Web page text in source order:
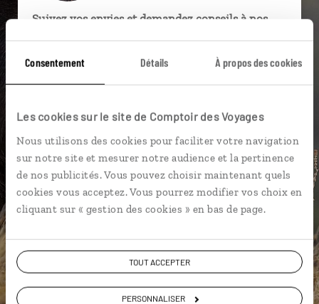
Consentement Détails À propos des cookies
Les cookies sur le site de Comptoir des Voyages
Nous utilisons des cookies pour faciliter votre navigation
sur notre site et mesurer notre audience et la pertinence
de nos publicités. Vous pouvez choisir maintenant quels
cookies vous acceptez. Vous pourrez modifier vos choix en
cliquant sur « gestion des cookies » en bas de page.
TOUT ACCEPTER
PERSONNALISER
Suivez vos envies et demandez conseils à nos
Ils sauront organiser votre itinéraire au plus
près de vos envies et de la réalité du pays.
connectés en agence, mais aussi par email ou
téléphone.
Vous gardez le même interlocuteur avant,
pendant et après votre voyage.
DEMANDER UN DEVIS
ou